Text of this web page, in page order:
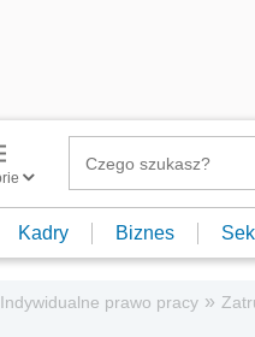
Kadry Biznes
Indywidualne prawo pracy »